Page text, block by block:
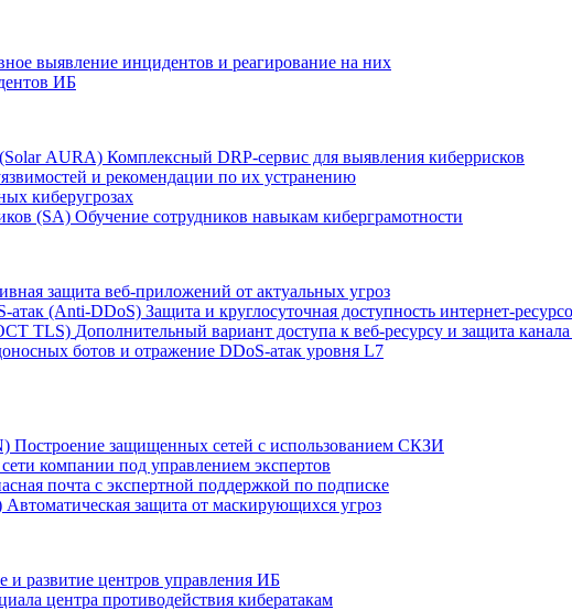
выявление инцидентов и реагирование на них
ИБ
AURA) Комплексный DRP-сервис для выявления киберрисков
и рекомендации по их устранению
киберугрозах
(SA) Обучение сотрудников навыкам киберграмотности
защита веб-приложений от актуальных угроз
(Anti‑DDoS) Защита и круглосуточная доступность интернет-
TLS) Дополнительный вариант доступа к веб‑ресурсу и защита канала
ботов и отражение DDoS‑атак уровня L7
Построение защищенных сетей с использованием СКЗИ
компании под управлением экспертов
почта с экспертной поддержкой по подписке
Автоматическая защита от маскирующихся угроз
и развитие центров управления ИБ
центра противодействия кибератакам